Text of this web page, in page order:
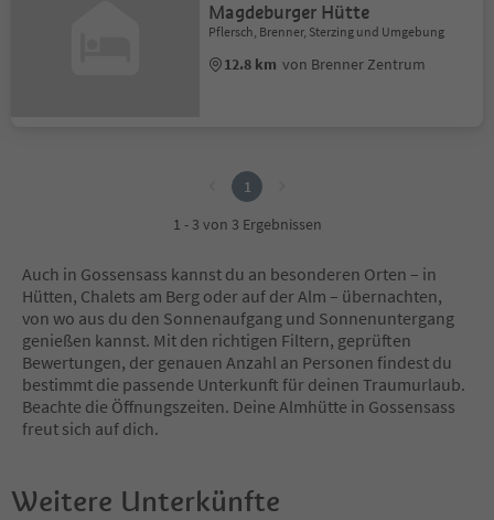
Magdeburger Hütte
Pflersch, Brenner, Sterzing und Umgebung
12.8 km von Brenner Zentrum
1
1 - 3 von 3 Ergebnissen
Auch in Gossensass kannst du an besonderen Orten – in
Hütten, Chalets am Berg oder auf der Alm – übernachten,
von wo aus du den Sonnenaufgang und Sonnenuntergang
genießen kannst. Mit den richtigen Filtern, geprüften
Bewertungen, der genauen Anzahl an Personen findest du
bestimmt die passende Unterkunft für deinen Traumurlaub.
Beachte die Öffnungszeiten. Deine Almhütte in Gossensass
freut sich auf dich.
Weitere Unterkünfte